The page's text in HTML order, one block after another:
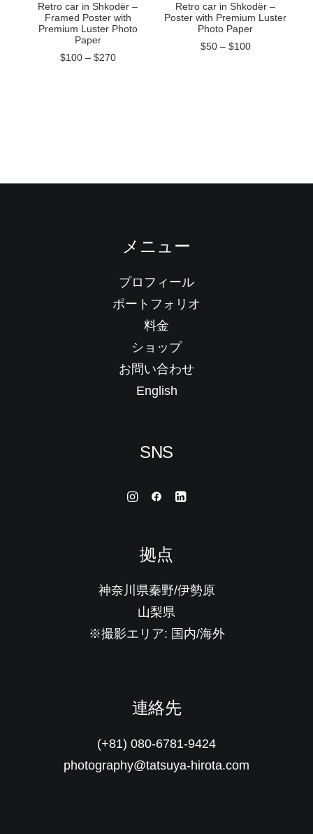
Retro car in Shkodër –
Framed Poster with
Premium Luster Photo
Paper
$100– $270
Retro car in Shkodër –
Poster with Premium Luster
Photo Paper
$50– $100
メニュー
プロフィール
ポートフォリオ
料金
ショップ
お問い合わせ
English
SNS
拠点
神奈川県秦野/伊勢原
山梨県
※撮影エリア: 国内/海外
連絡先
(+81) 080-6781-9424
photography@tatsuya-hirota.com